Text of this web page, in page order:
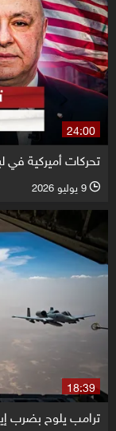
24:00
تحركات أميركية في
l 9 يوليو 2026
18:39
ترامب يلوح بضرب